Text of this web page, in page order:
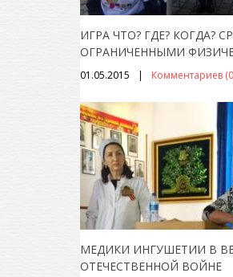
ИГРА ЧТО? ГДЕ? КОГДА?
ОГРАНИЧЕННЫМИ
01.05.2015 Комментариев
МЕДИКИ ИНГУШЕТИИ В
ОТЕЧЕСТВЕННОЙ ВОЙНЕ